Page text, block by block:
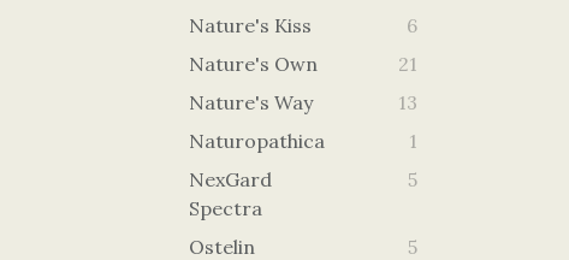
Nature's Kiss
6
Nature's Own
21
Nature's Way
13
Naturopathica
1
NexGard
Spectra
5
Ostelin
5